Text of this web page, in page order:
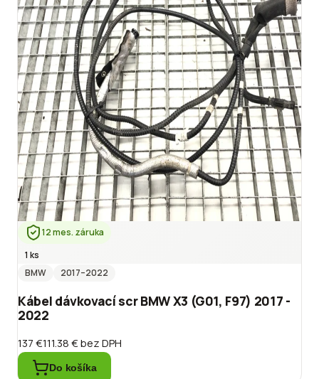
12 mes. záruka
1 ks
BMW
2017–2022
Kábel dávkovací scr BMW X3 (G01, F97) 2017 -
2022
137 €111.38 €bez DPH
Do košíka